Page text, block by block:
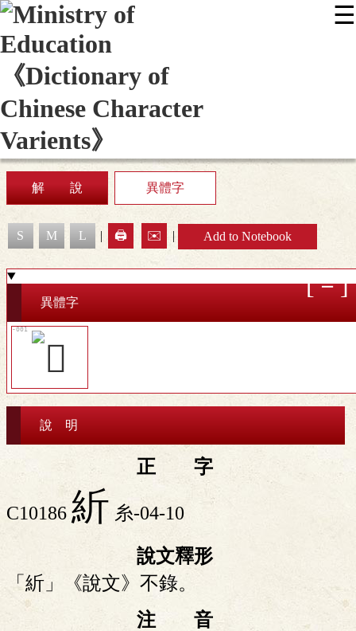
☰
Display Mode
Sitemap
解 說 異體字
S M L | 🖨️ ✉️ | Add to Notebook
異體字
說 明
正 字
C10186 紤 糸-04-10
說文釋形
「紤」《說文》不錄。
注 音